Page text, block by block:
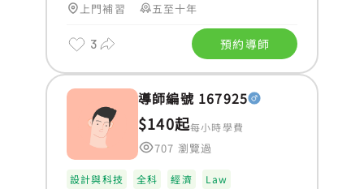
上門補習
五至十年
3 預約導師
導師編號 167925
$140起每小時學費
707 瀏覽過
設計與科技 全科 經濟 Law